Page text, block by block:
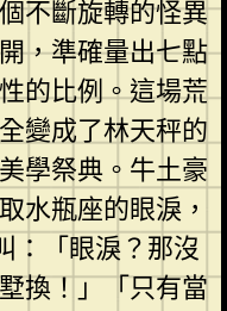
不斷旋轉的怪異
，準確量出七點
的比例。這場荒
變成了林天秤的
學祭典。牛土豪
水瓶座的眼淚，
：「眼淚？那沒
換！」「只有當